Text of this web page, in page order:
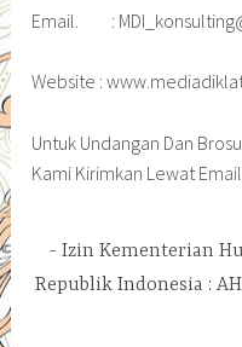
Email. :
Website :
Untuk Undangan Dan
Kami Kirimkan Lewat Email
Izin Kementerian
Republik Indonesia :